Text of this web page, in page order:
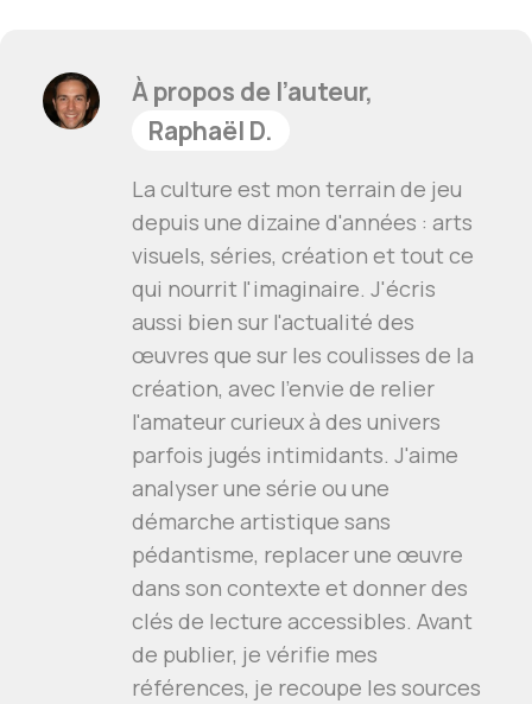
À propos de l’auteur,
Raphaël D.
La culture est mon terrain de jeu
depuis une dizaine d'années : arts
visuels, séries, création et tout ce
qui nourrit l'imaginaire. J'écris
aussi bien sur l'actualité des
œuvres que sur les coulisses de la
création, avec l'envie de relier
l'amateur curieux à des univers
parfois jugés intimidants. J'aime
analyser une série ou une
démarche artistique sans
pédantisme, replacer une œuvre
dans son contexte et donner des
clés de lecture accessibles. Avant
de publier, je vérifie mes
références, je recoupe les sources